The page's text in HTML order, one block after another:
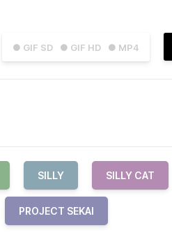
● GIF SD ● GIF HD ● MP4
SILLY SILLY CAT
PROJECT SEKAI